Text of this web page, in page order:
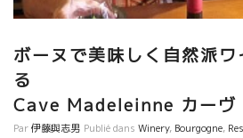
ボーヌで美味しく自然派
Cave Madeleinne カーヴ
Par伊藤與志男 Publié dans Winery, Bourgogne,